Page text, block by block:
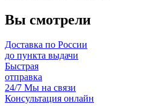
Вы смотрели
Доставка по России
до пункта выдачи
Быстрая
отправка
24/7 Мы на связи
Консультация онлайн